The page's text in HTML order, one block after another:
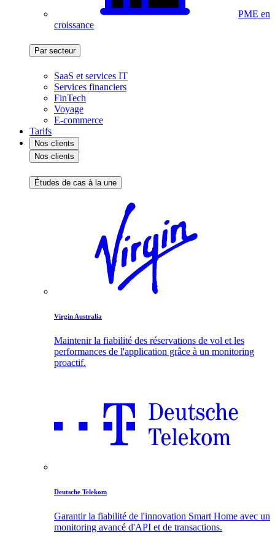
PME en
croissance
Par secteur
SaaS et services IT
Services financiers
FinTech
Voyage
E-commerce
Tarifs
Nos clients
Nos clients
Études de cas à la une
Virgin Australia
Maintenir la fiabilité des réservations de vol et les
performances de l'application grâce à un monitoring
proactif.
Deutsche Telekom
Garantir la fiabilité de l'innovation Smart Home avec un
monitoring avancé d'API et de transactions.